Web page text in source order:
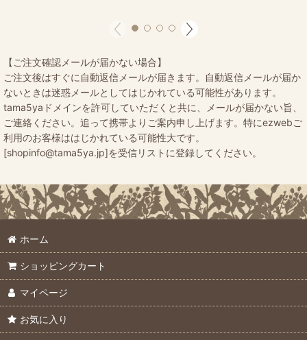
【ご注文確認メールが届かない場合】
ご注文後はすぐに自動返信メールが届きます。自動返信メールが届か
ないときは迷惑メールとしてはじかれている可能性があります。
tama5yaドメインを許可していただくと共に、メールが届かない旨、
ご連絡ください。追って携帯よりご案内申し上げます。特にezwebご
利用のお客様ははじかれている可能性大です。
[shopinfo@tama5ya.jp]を受信リストに登録してください。
ホーム
ショッピングカート
マイページ
お気に入り